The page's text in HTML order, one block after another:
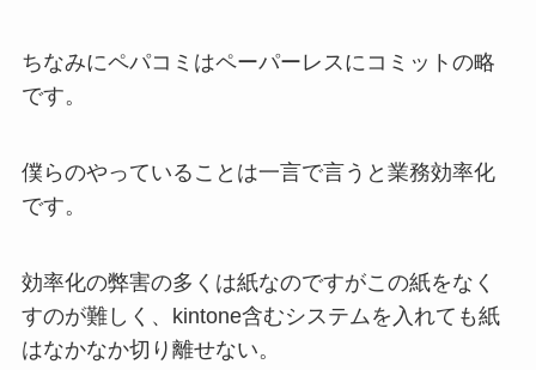
ちなみにペパコミはペーパーレスにコミットの略
です。
僕らのやっていることは一言で言うと業務効率化
です。
効率化の弊害の多くは紙なのですがこの紙をなく
すのが難しく、kintone含むシステムを入れても紙
はなかなか切り離せない。